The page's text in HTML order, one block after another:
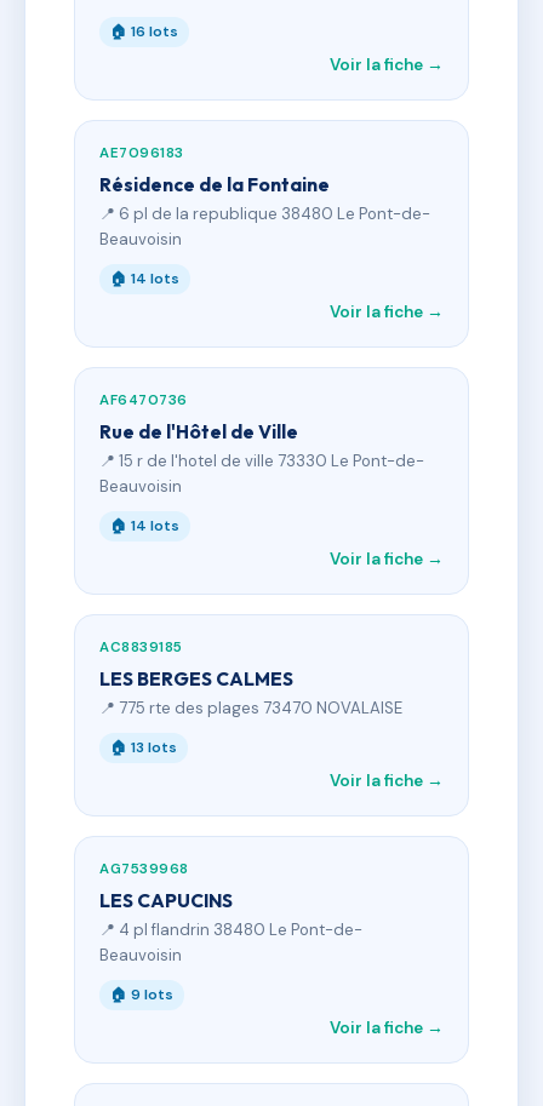
🏠 16 lots
Voir la fiche →
AE7096183
Résidence de la Fontaine
📍 6 pl de la republique 38480 Le Pont-de-
Beauvoisin
🏠 14 lots
Voir la fiche →
AF6470736
Rue de l'Hôtel de Ville
📍 15 r de l'hotel de ville 73330 Le Pont-de-
Beauvoisin
🏠 14 lots
Voir la fiche →
AC8839185
LES BERGES CALMES
📍 775 rte des plages 73470 NOVALAISE
🏠 13 lots
Voir la fiche →
AG7539968
LES CAPUCINS
📍 4 pl flandrin 38480 Le Pont-de-
Beauvoisin
🏠 9 lots
Voir la fiche →